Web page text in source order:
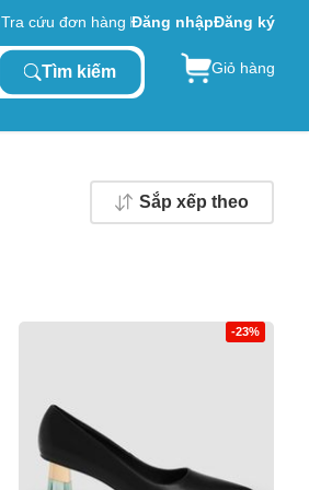
Tra cứu đơn hàng Đăng nhậpĐăng ký
Tìm kiếm Giỏ hàng
Sắp xếp theo
-23%